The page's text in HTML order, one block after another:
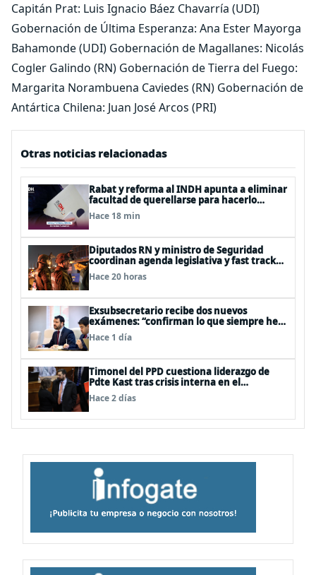
Capitán Prat: Luis Ignacio Báez Chavarría (UDI)
Gobernación de Última Esperanza: Ana Ester Mayorga
Bahamonde (UDI) Gobernación de Magallanes: Nicolás
Cogler Galindo (RN) Gobernación de Tierra del Fuego:
Margarita Norambuena Caviedes (RN) Gobernación de
Antártica Chilena: Juan José Arcos (PRI)
Otras noticias relacionadas
Rabat y reforma al INDH apunta a eliminar
facultad de querellarse para hacerlo
“consultivo”
Hace 18 min
Diputados RN y ministro de Seguridad
coordinan agenda legislativa y fast track
de proyectos
Hace 20 horas
Exsubsecretario recibe dos nuevos
exámenes: “confirman lo que siempre he
dicho que no consumo droga”
Hace 1 día
Timonel del PPD cuestiona liderazgo de
Pdte Kast tras crisis interna en el
oficialismo: “Es incapaz de ordenar la casa”
Hace 2 días